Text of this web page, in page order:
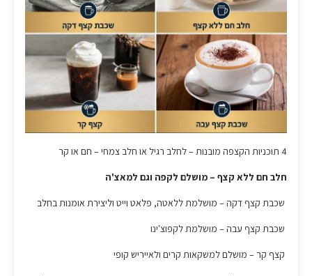
חלב חם ללא קצף – מושלם לקפה וגם למאצ'ה
שכבת קצף דקה – מושלמת ללאטה, פלאט וייט וליצירת אומנות בחלב
שכבת קצף עבה – מושלמת לקפוצ'ינו
קצף קר – מושלם למשקאות קרים ולאייריש קופי